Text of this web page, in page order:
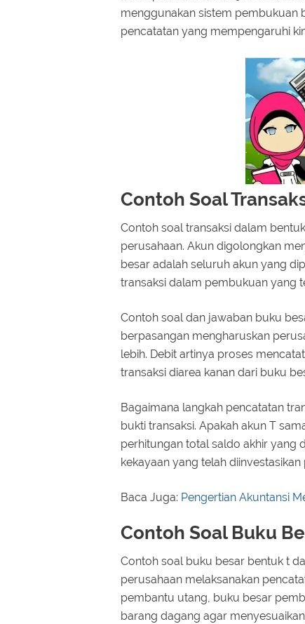
menggunakan sistem pembukuan
pencatatan yang mempengaruhi
Contoh Soal
Contoh soal transaksi dalam
perusahaan. Akun digolongkan
besar adalah seluruh akun yang
transaksi dalam pembukuan yang
Contoh soal dan jawaban buku
berpasangan mengharuskan
lebih. Debit artinya proses
transaksi diarea kanan dari buku
Bagaimana langkah pencatatan
bukti transaksi. Apakah akun T
perhitungan total saldo akhir yang
kekayaan yang telah diinvestasikan
Baca Juga: Pengertian Akuntansi
Contoh Soal Buku
Contoh soal buku besar bentuk t
perusahaan melaksanakan
pembantu utang, buku besar
barang dagang agar